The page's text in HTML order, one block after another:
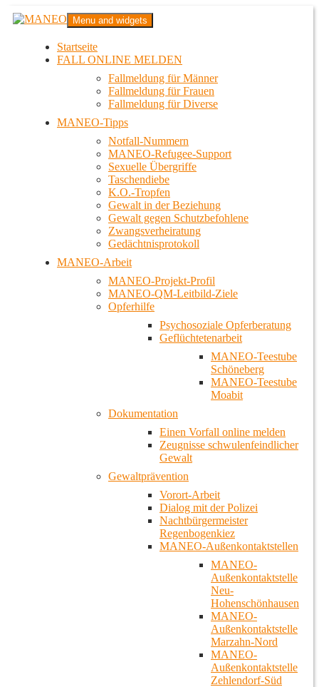
Zum
InhaltMANEO
Das schwule Anti-Gewalt-Projekt in Berlin
Menu and widgets
Startseite
FALL ONLINE MELDEN
Fallmeldung für Männer
Fallmeldung für Frauen
Fallmeldung für Diverse
MANEO-Tipps
Notfall-Nummern
MANEO-Refugee-Support
Sexuelle Übergriffe
Taschendiebe
K.O.-Tropfen
Gewalt in der Beziehung
Gewalt gegen Schutzbefohlene
Zwangsverheiratung
Gedächtnisprotokoll
MANEO-Arbeit
MANEO-Projekt-Profil
MANEO-QM-Leitbild-Ziele
Opferhilfe
Psychosoziale Opferberatung
Geflüchtetenarbeit
MANEO-Teestube
Schöneberg
MANEO-Teestube
Moabit
Dokumentation
Einen Vorfall online melden
Zeugnisse schwulenfeindlicher
Gewalt
Gewaltprävention
Vorort-Arbeit
Dialog mit der Polizei
Nachtbürgermeister
Regenbogenkiez
MANEO-Außenkontaktstellen
MANEO-
Außenkontaktstelle
Neu-
Hohenschönhausen
MANEO-
Außenkontaktstelle
Marzahn-Nord
MANEO-
Außenkontaktstelle
Zehlendorf-Süd